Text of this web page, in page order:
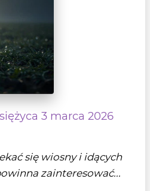
3 marca 2026
się wiosny i idących
zainteresować...